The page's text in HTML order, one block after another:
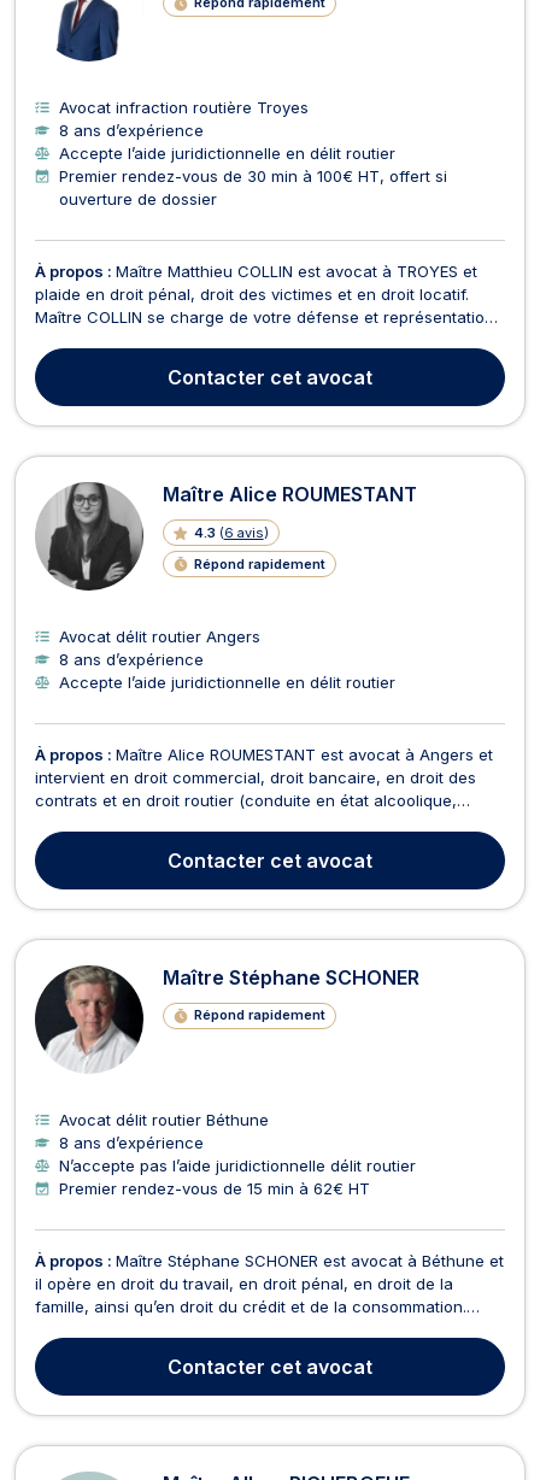
Avocat infraction routière Troyes
8 ans d’expérience
Accepte l’aide juridictionnelle en délit routier
Premier rendez-vous de 30 min à 100€ HT, offert si
ouverture de dossier
À propos : Maître Matthieu COLLIN est avocat à TROYES et
plaide en droit pénal, droit des victimes et en droit locatif.
Maître COLLIN se charge de votre défense et représentation
pénales (du Tribunal de police à la cour d'assises) que vous
soyez auteur, prévenu ou victime dans ...
Contacter cet avocat
Maître Alice ROUMESTANT
4.3 (6 avis)
Répond rapidement
Avocat délit routier Angers
8 ans d’expérience
Accepte l’aide juridictionnelle en délit routier
À propos : Maître Alice ROUMESTANT est avocat à Angers et
intervient en droit commercial, droit bancaire, en droit des
contrats et en droit routier (conduite en état alcoolique,
non désignation de conducteur). Maître ROUMESTANT vous
conseille en droit commercial pour une ce...
Contacter cet avocat
Maître Stéphane SCHONER
Répond rapidement
Avocat délit routier Béthune
8 ans d’expérience
N’accepte pas l’aide juridictionnelle délit routier
Premier rendez-vous de 15 min à 62€ HT
À propos : Maître Stéphane SCHONER est avocat à Béthune et
il opère en droit du travail, en droit pénal, en droit de la
famille, ainsi qu’en droit du crédit et de la consommation.
prodiguer des conseils en droit du travail. À ce titre, il travaille
aussi bien en faveur des salariés ...
Contacter cet avocat